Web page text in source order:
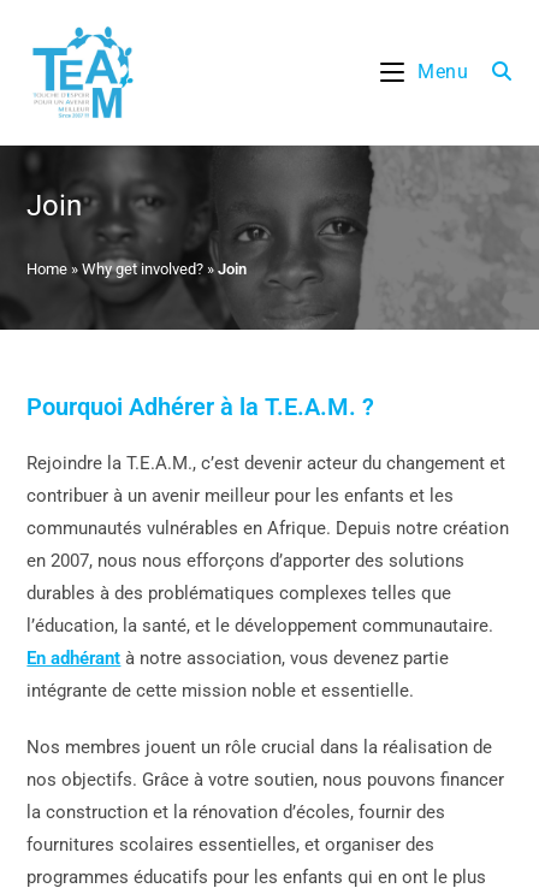
Menu
Join
Home »Why get involved? »Join
Pourquoi Adhérer à la T.E.A.M. ?
Rejoindre la T.E.A.M., c’est devenir acteur du changement et
contribuer à un avenir meilleur pour les enfants et les
communautés vulnérables en Afrique. Depuis notre création
en 2007, nous nous efforçons d’apporter des solutions
durables à des problématiques complexes telles que
l’éducation, la santé, et le développement communautaire.
En adhérant à notre association, vous devenez partie
intégrante de cette mission noble et essentielle.
Nos membres jouent un rôle crucial dans la réalisation de
nos objectifs. Grâce à votre soutien, nous pouvons financer
la construction et la rénovation d’écoles, fournir des
fournitures scolaires essentielles, et organiser des
programmes éducatifs pour les enfants qui en ont le plus